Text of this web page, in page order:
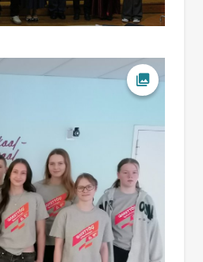
Ava foto